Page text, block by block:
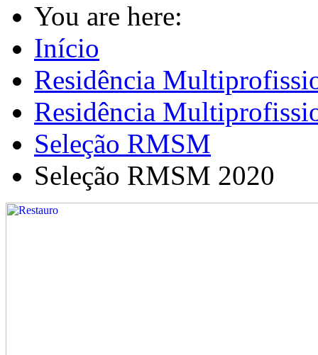
You are here:
Início
Residência
Residência
Seleção RMSM
Seleção RMSM 2020